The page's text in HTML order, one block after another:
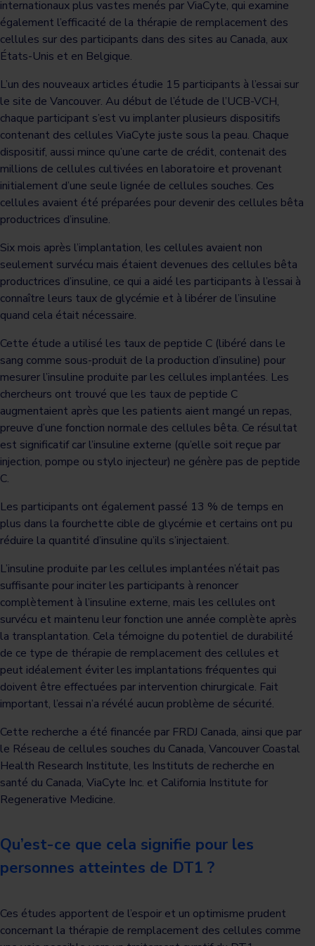
internationaux plus vastes menés par ViaCyte, qui examine
également l’efficacité de la thérapie de remplacement des
cellules sur des participants dans des sites au Canada, aux
États-Unis et en Belgique.
L’un des nouveaux articles étudie 15 participants à l’essai sur
le site de Vancouver. Au début de l’étude de l’UCB-VCH,
chaque participant s’est vu implanter plusieurs dispositifs
contenant des cellules ViaCyte juste sous la peau. Chaque
dispositif, aussi mince qu’une carte de crédit, contenait des
millions de cellules cultivées en laboratoire et provenant
initialement d’une seule lignée de cellules souches. Ces
cellules avaient été préparées pour devenir des cellules bêta
productrices d’insuline.
Six mois après l’implantation, les cellules avaient non
seulement survécu mais étaient devenues des cellules bêta
productrices d’insuline, ce qui a aidé les participants à l’essai à
connaître leurs taux de glycémie et à libérer de l’insuline
quand cela était nécessaire.
Cette étude a utilisé les taux de peptide C (libéré dans le
sang comme sous-produit de la production d’insuline) pour
mesurer l’insuline produite par les cellules implantées. Les
chercheurs ont trouvé que les taux de peptide C
augmentaient après que les patients aient mangé un repas,
preuve d’une fonction normale des cellules bêta. Ce résultat
est significatif car l’insuline externe (qu’elle soit reçue par
injection, pompe ou stylo injecteur) ne génère pas de peptide
C.
Les participants ont également passé 13 % de temps en
plus dans la fourchette cible de glycémie et certains ont pu
réduire la quantité d’insuline qu’ils s’injectaient.
L’insuline produite par les cellules implantées n’était pas
suffisante pour inciter les participants à renoncer
complètement à l’insuline externe, mais les cellules ont
survécu et maintenu leur fonction une année complète après
la transplantation. Cela témoigne du potentiel de durabilité
de ce type de thérapie de remplacement des cellules et
peut idéalement éviter les implantations fréquentes qui
doivent être effectuées par intervention chirurgicale. Fait
important, l’essai n’a révélé aucun problème de sécurité.
Cette recherche a été financée par FRDJ Canada, ainsi que par
le Réseau de cellules souches du Canada, Vancouver Coastal
Health Research Institute, les Instituts de recherche en
santé du Canada, ViaCyte Inc. et California Institute for
Regenerative Medicine.
Qu’est-ce que cela signifie pour les
personnes atteintes de DT1 ?
Ces études apportent de l’espoir et un optimisme prudent
concernant la thérapie de remplacement des cellules comme